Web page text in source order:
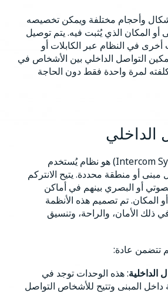
وأحجام مختلفة ويمكن تخصيصه
أو المكان الذي يُثبت فيه. يتم توصيل
أخرى في النظام عبر الكابلات أو
التواصل الداخلي بين الأشخاص في
لمرة واحدة فقط دون الحاجة
الداخلي
نظام الانتركم (Intercom System) هو نظام يُستخدم
مبنى أو منطقة محددة. يتيح الانتركم
أو البصري بينهم في أماكن
المكان. تم تصميم هذه الأنظمة
ذلك الأمان، والراحة، وتنسيق
تتضمن عادة:
الداخلية: هذه الوحدات توجد في
داخل المبنى وتتيح للأشخاص التواصل